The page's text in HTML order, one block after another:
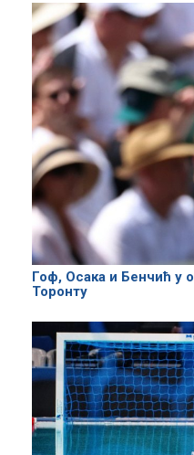
Гоф, Осака и Бенчић у
Торонту